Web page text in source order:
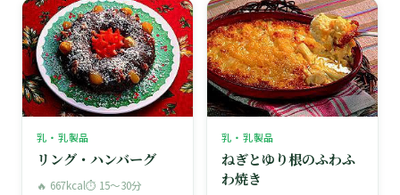
乳・乳製品
リング・ハンバーグ
🔥 667kcal⏱ 15〜30分
乳・乳製品
ねぎとゆり根のふわふ
わ焼き